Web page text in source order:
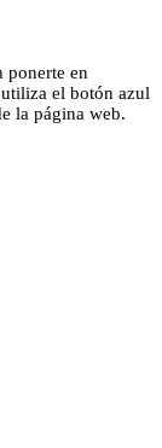
ponerte en
el botón azul
la página web.